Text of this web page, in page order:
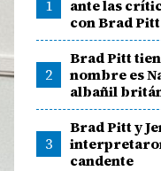
1
ante las
con Brad Pitt
2
Brad Pitt
nombre es
albañil
3
Brad Pitt y
candente